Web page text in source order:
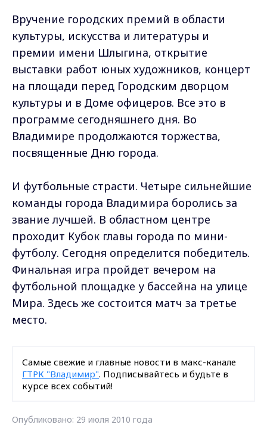
Вручение городских премий в области
культуры, искусства и литературы и
премии имени Шлыгина, открытие
выставки работ юных художников, концерт
на площади перед Городским дворцом
культуры и в Доме офицеров. Все это в
программе сегодняшнего дня. Во
Владимире продолжаются торжества,
посвященные Дню города.
И футбольные страсти. Четыре сильнейшие
команды города Владимира боролись за
звание лучшей. В областном центре
проходит Кубок главы города по мини-
футболу. Сегодня определится победитель.
Финальная игра пройдет вечером на
футбольной площадке у бассейна на улице
Мира. Здесь же состоится матч за третье
место.
Самые свежие и главные новости в макс-канале
ГТРК "Владимир". Подписывайтесь и будьте в
курсе всех событий!
Опубликовано: 29 июля 2010 года